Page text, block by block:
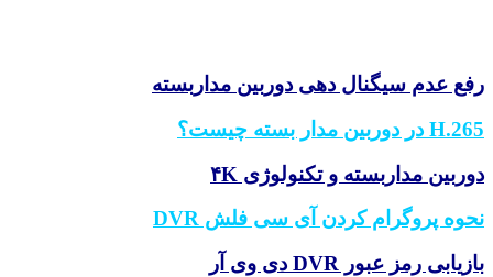
رفع عدم سیگنال دهی دوربین مداربسته
H.265 در دوربین مدار بسته چیست؟
دوربین مداربسته و تکنولوژی ۴K
نحوه پروگرام کردن آی سی فلش DVR
بازیابی رمز عبور DVR دی وی آر